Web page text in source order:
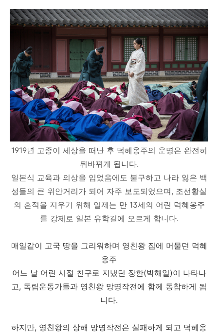
1919년 고종이 세상을 떠난 후 덕혜옹주의 운명은 완전히
뒤바뀌게 됩니다.
일본식 교육과 의상을 입었음에도 불구하고 나라 잃은 백
성들의 큰 위안거리가 되어 자주 보도되었으며, 조선황실
의 흔적을 지우기 위해 일제는 만 13세의 어린 덕혜옹주
를 강제로 일본 유학길에 오르게 합니다.
매일같이 고국 땅을 그리워하며 영친왕 집에 머물던 덕혜
옹주
어느 날 어린 시절 친구로 지냈던 장한(박해일)이 나타나
고, 독립운동가들과 영친왕 망명작전에 함께 동참하게 됩
니다.
하지만, 영친왕의 상해 망명작전은 실패하게 되고 덕혜옹